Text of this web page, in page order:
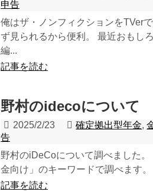
申告
俺はザ・ノンフィクションをTVer
ず見られるから便利。 最近おもし
編...
記事を読む
野村のidecoについて
2025/2/23 確定拠出型年金,
告
野村のiDeCoについて調べました
金向け」のキーワードで調べます
記事を読む